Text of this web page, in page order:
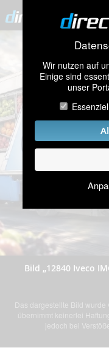
Wir nutzen auf
Einige sind
unser
Bild „12840 Iveco
Das dargestellte Bild
übernimmt keinerlei
jedoch bei